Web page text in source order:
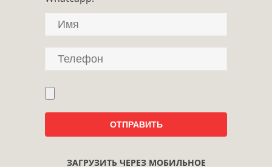
ЗАГРУЗИТЬ ЧЕРЕЗ МОБИЛЬНОЕ